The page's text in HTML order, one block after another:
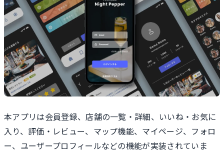
本アプリは会員登録、店舗の一覧・詳細、いいね・お気に
入り、評価・レビュー、マップ機能、マイページ、フォロ
ー、ユーザープロフィールなどの機能が実装されていま